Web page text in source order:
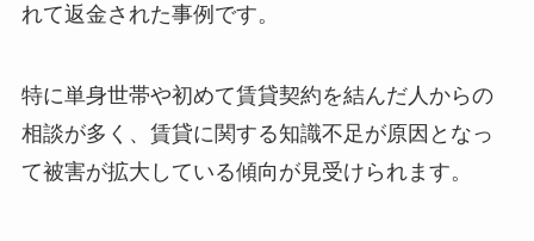
れて返金された事例です。
特に単身世帯や初めて賃貸契約を結んだ人からの
相談が多く、賃貸に関する知識不足が原因となっ
て被害が拡大している傾向が見受けられます。